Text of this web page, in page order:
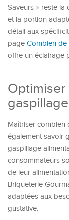
Saveurs » reste
et la portion
détail aux
page Combien de
offre un éclairage
Maîtriser
également savoir
gaspillage
consommateurs
de leur
Briqueterie
adaptées aux
gustative.